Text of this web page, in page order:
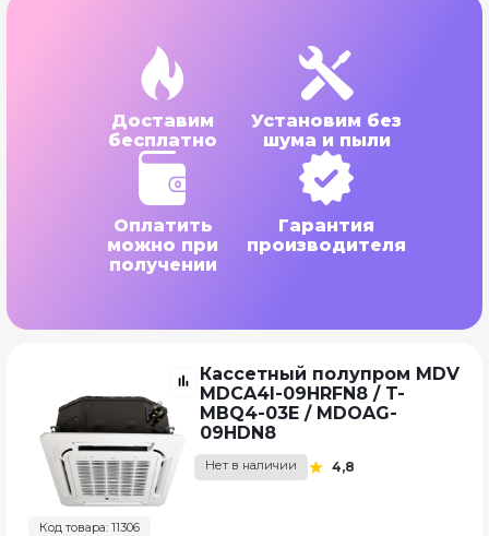
Доставим
бесплатно
Установим без
шума и пыли
Оплатить
можно при
получении
Гарантия
производителя
Код товара: 11306
Кассетный полупром MDV
MDCA4I-09HRFN8 / T-
MBQ4-03E / MDOAG-
09HDN8
Нет в наличии 4,8